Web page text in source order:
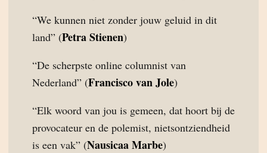
“We kunnen niet zonder jouw geluid in dit
land” (Petra Stienen)
“De scherpste online columnist van
Nederland” (Francisco van Jole)
“Elk woord van jou is gemeen, dat hoort bij de
provocateur en de polemist, nietsontziendheid
is een vak” (Nausicaa Marbe)